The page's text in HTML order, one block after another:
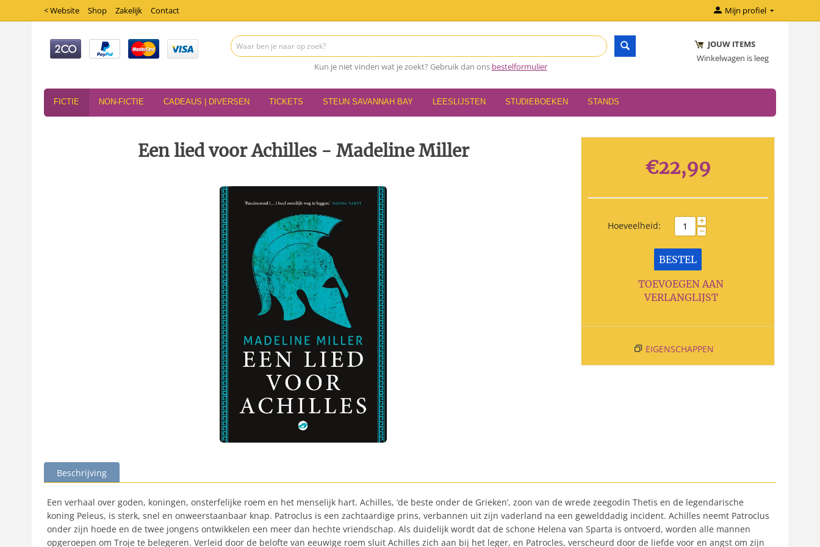
< Website Shop Zakelijk Contact Mijn profiel
Kun je niet vinden wat je zoekt? Gebruik dan ons bestelformulier
JOUW ITEMS
Winkelwagen is leeg
FICTIE NON-FICTIE CADEAUS | DIVERSEN TICKETS STEUN SAVANNAH BAY LEESLIJSTEN STUDIEBOEKEN STANDS
Een lied voor Achilles - Madeline Miller
€22,99
Hoeveelheid: +
−
BESTEL
TOEVOEGEN AAN
VERLANGLIJST
EIGENSCHAPPEN
Beschrijving
Een verhaal over goden, koningen, onsterfelijke roem en het menselijk hart. Achilles, ‘de beste onder de Grieken’, zoon van de wrede zeegodin Thetis en de legendarische
koning Peleus, is sterk, snel en onweerstaanbaar knap. Patroclus is een zachtaardige prins, verbannen uit zijn vaderland na een gewelddadig incident. Achilles neemt Patroclus
onder zijn hoede en de twee jongens ontwikkelen een meer dan hechte vriendschap. Als duidelijk wordt dat de schone Helena van Sparta is ontvoerd, worden alle mannen
opgeroepen om Troje te belegeren. Verleid door de belofte van eeuwige roem sluit Achilles zich aan bij het leger, en Patrocles, verscheurd door de liefde voor en angst om zijn